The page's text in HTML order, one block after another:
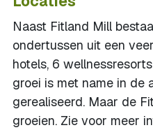
Naast Fitland Mill
ondertussen uit een
hotels, 6
groei is met name in de
gerealiseerd. Maar de
groeien. Zie voor meer